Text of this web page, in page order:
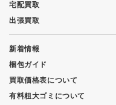
宅配買取
出張買取
新着情報
梱包ガイド
買取価格表について
有料粗大ゴミについて